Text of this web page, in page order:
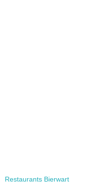
Restaurants Bierwart